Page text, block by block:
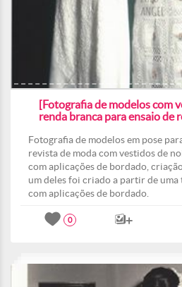
[Fotografia de modelos com
renda branca para ensaio de
Fotografia de modelos em pose
revista de moda com vestidos de
com aplicações de bordado,
um deles foi criado a partir de uma
com aplicações de bordado.
0